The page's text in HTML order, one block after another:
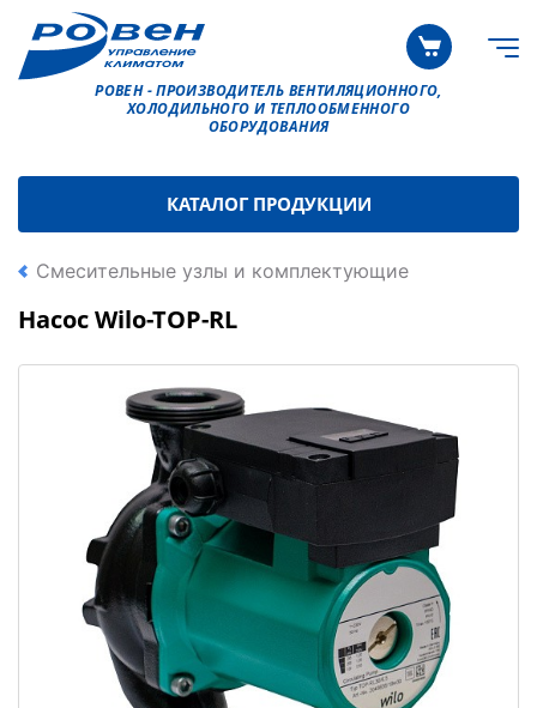
РОВЕН - ПРОИЗВОДИТЕЛЬ ВЕНТИЛЯЦИОННОГО,
ХОЛОДИЛЬНОГО И ТЕПЛООБМЕННОГО
ОБОРУДОВАНИЯ
КАТАЛОГ ПРОДУКЦИИ
Смесительные узлы и комплектующие
Насос Wilo-TOP-RL